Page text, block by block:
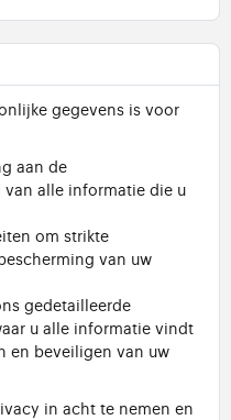
gegevens is voor
aan de
alle informatie die u
om strikte
van uw
gedetailleerde
u alle informatie vindt
en beveiligen van uw
in acht te nemen en